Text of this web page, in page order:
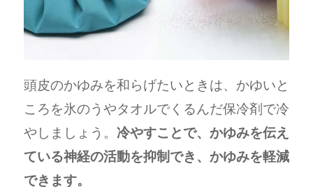
頭皮のかゆみを和らげたいときは、かゆいと
ころを氷のうやタオルでくるんだ保冷剤で冷
やしましょう。 冷やすことで、かゆみを伝え
ている神経の活動を抑制でき、かゆみを軽減
できます。